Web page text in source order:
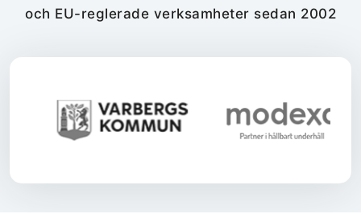
och EU-reglerade verksamheter sedan 2002